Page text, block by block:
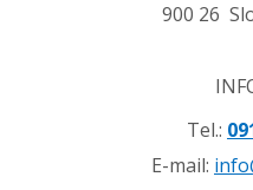
900 26
Tel.:
E-mail: